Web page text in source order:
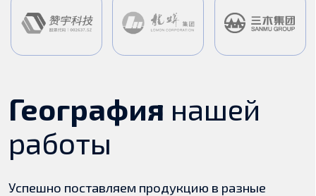
Пишите, звоните или
оставьте ваши контакты
инаш специалист
свяжется с вами